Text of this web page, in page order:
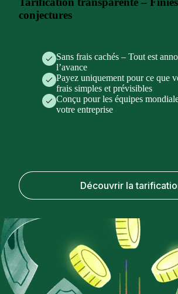
conjectures
Sans frais cachés – Tout est
l’avance
Payez uniquement pour ce que
frais simples et prévisibles
Conçu pour les équipes
votre entreprise
Découvrir la